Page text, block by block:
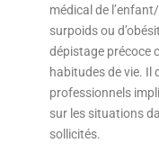
médical de
surpoids ou
dépistage précoce
habitudes de vie. Il
professionnels
sur les situations
sollicités.